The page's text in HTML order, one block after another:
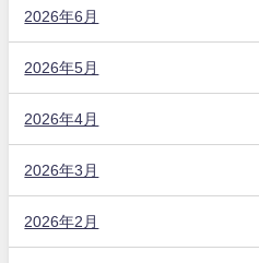
2026年6月
2026年5月
2026年4月
2026年3月
2026年2月